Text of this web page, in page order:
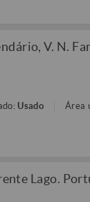
V. N.
Usado Área
Lago.